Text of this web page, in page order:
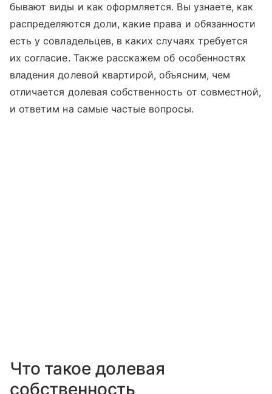
бывают виды и как оформляется. Вы узнаете, как
распределяются доли, какие права и обязанности
есть у совладельцев, в каких случаях требуется
их согласие. Также расскажем об особенностях
владения долевой квартирой, объясним, чем
отличается долевая собственность от совместной,
и ответим на самые частые вопросы.
Что такое долевая
собственность